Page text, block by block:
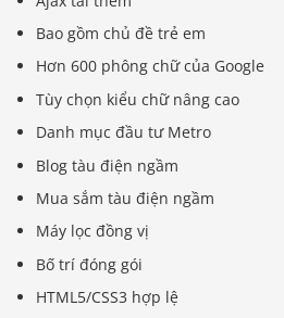
Bao gồm chủ đề trẻ em
Hơn 600 phông chữ của Google
Tùy chọn kiểu chữ nâng cao
Danh mục đầu tư Metro
Blog tàu điện ngầm
Mua sắm tàu ​​điện ngầm
Máy lọc đồng vị
Bố trí đóng gói
HTML5/CSS3 hợp lệ